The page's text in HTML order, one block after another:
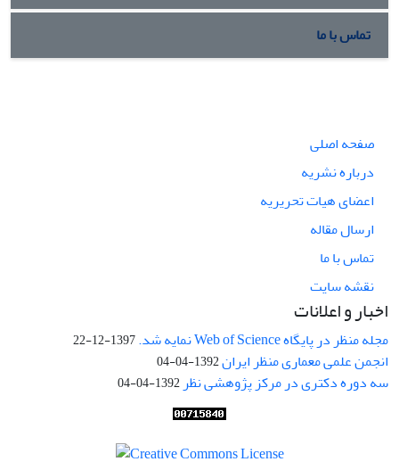
تماس با ما
صفحه اصلی
درباره نشریه
اعضای هیات تحریریه
ارسال مقاله
تماس با ما
نقشه سایت
اخبار و اعلانات
مجله منظر در پایگاه Web of Science نمایه شد. 1397-12-22
انجمن علمی معماری منظر ایران1392-04-04
سه دوره دکتری در مرکز پژوهشی نظر 1392-04-04